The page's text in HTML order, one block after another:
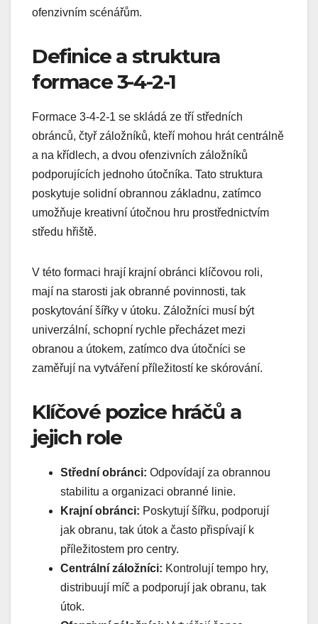
ofenzivním scénářům.
Definice a struktura
formace 3-4-2-1
Formace 3-4-2-1 se skládá ze tří středních
obránců, čtyř záložníků, kteří mohou hrát centrálně
a na křídlech, a dvou ofenzivních záložníků
podporujících jednoho útočníka. Tato struktura
poskytuje solidní obrannou základnu, zatímco
umožňuje kreativní útočnou hru prostřednictvím
středu hřiště.
V této formaci hrají krajní obránci klíčovou roli,
mají na starosti jak obranné povinnosti, tak
poskytování šířky v útoku. Záložníci musí být
univerzální, schopní rychle přecházet mezi
obranou a útokem, zatímco dva útočníci se
zaměřují na vytváření příležitostí ke skórování.
Klíčové pozice hráčů a
jejich role
Střední obránci: Odpovídají za obrannou
stabilitu a organizaci obranné linie.
Krajní obránci: Poskytují šířku, podporují
jak obranu, tak útok a často přispívají k
příležitostem pro centry.
Centrální záložníci: Kontrolují tempo hry,
distribuují míč a podporují jak obranu, tak
útok.